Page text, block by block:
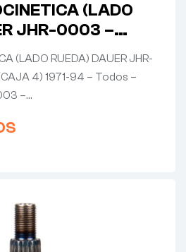
(LADO
JHR-0003 –
4) 1971-94 –
(LADO RUEDA) DAUER JHR-
4) 1971-94 – Todos –
–…